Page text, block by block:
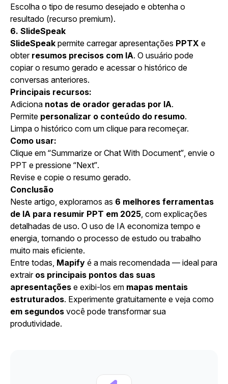
Escolha o tipo de resumo desejado e obtenha o
resultado (recurso premium).
6. SlideSpeak
SlideSpeak permite carregar apresentações PPTX e
obter resumos precisos com IA. O usuário pode
copiar o resumo gerado e acessar o histórico de
conversas anteriores.
Principais recursos:
Adiciona notas de orador geradas por IA.
Permite personalizar o conteúdo do resumo.
Limpa o histórico com um clique para recomeçar.
Como usar:
Clique em “Summarize or Chat With Document”, envie o
PPT e pressione “Next”.
Revise e copie o resumo gerado.
Conclusão
Neste artigo, exploramos as 6 melhores ferramentas
de IA para resumir PPT em 2025 , com explicações
detalhadas de uso. O uso de IA economiza tempo e
energia, tornando o processo de estudo ou trabalho
muito mais eficiente.
Entre todas, Mapify é a mais recomendada — ideal para
extrair os principais pontos das suas
apresentações e exibi-los em mapas mentais
estruturados. Experimente gratuitamente e veja como
em segundos você pode transformar sua
produtividade.